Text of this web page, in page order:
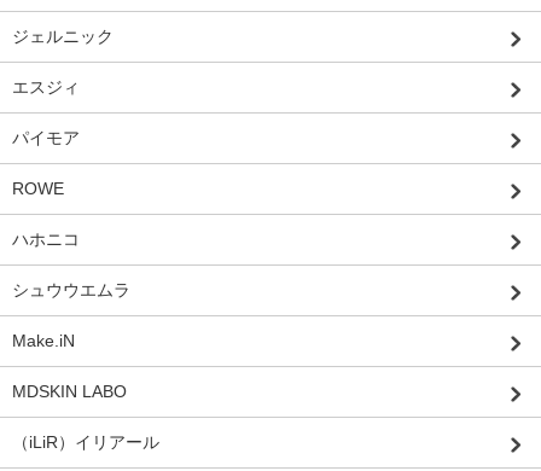
ジェルニック
エスジィ
パイモア
ROWE
ハホニコ
シュウウエムラ
Make.iN
MDSKIN LABO
（iLiR）イリアール